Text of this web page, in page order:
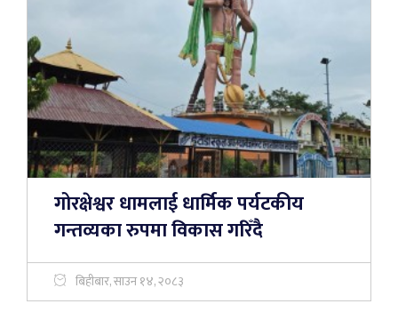
गोरक्षेश्वर धामलाई धार्मिक पर्यटकीय
गन्तव्यका रुपमा विकास गरिँदै
बिहीबार, साउन १४, २०८३